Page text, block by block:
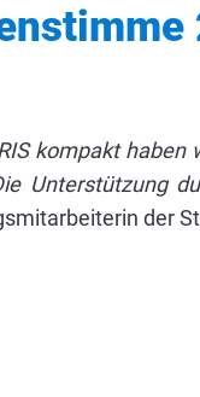
kompakt
Unterstützung
der